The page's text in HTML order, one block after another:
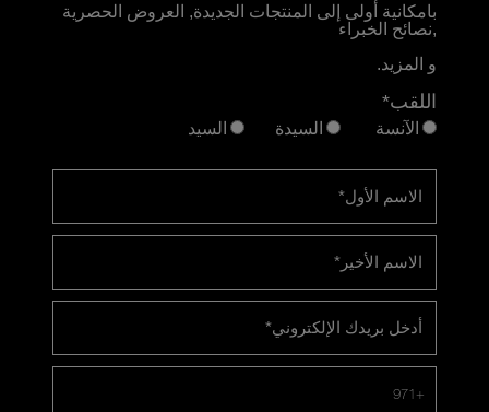
بامكانية أولى إلى المنتجات الجديدة, العروض الحصرية
,نصائح الخبراء
و المزيد.
اللقب*
الآنسة السيدة السيد
الاسم الأول*
الاسم الأخير *
أدخل بريدك الإلكتروني*
+971